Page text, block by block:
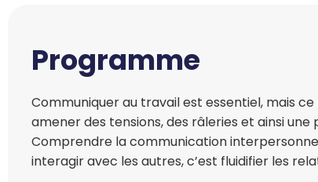
Programme
Communiquer au travail est essentiel, mais
amener des tensions, des râleries et ainsi
Comprendre la communication
interagir avec les autres, c’est fluidifier les